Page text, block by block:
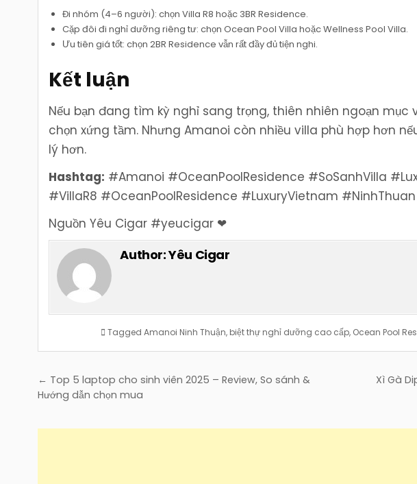
Đi nhóm (4–6 người): chọn Villa R8 hoặc 3BR Residence.
Cặp đôi đi nghỉ dưỡng riêng tư: chọn Ocean Pool Villa hoặc Wellness Pool Villa.
Ưu tiên giá tốt: chọn 2BR Residence vẫn rất đầy đủ tiện nghi.
Kết luận
Nếu bạn đang tìm kỳ nghỉ sang trọng, thiên nhiên ngoạn mục
chọn xứng tầm. Nhưng Amanoi còn nhiều villa phù hợp hơn
lý hơn.
Hashtag: #Amanoi #OceanPoolResidence #SoSanhVilla
#VillaR8 #OceanPoolResidence #LuxuryVietnam #NinhThuan
Nguồn Yêu Cigar #yeucigar ❤
Author:Yêu Cigar
TaggedAmanoi Ninh Thuận, biệt thự nghỉ dưỡng cao cấp, Ocean Pool
Điều
hướng
Xì Gà
← Top 5 laptop cho sinh viên 2025 – Review, So sánh &
Hướng dẫn chọn mua